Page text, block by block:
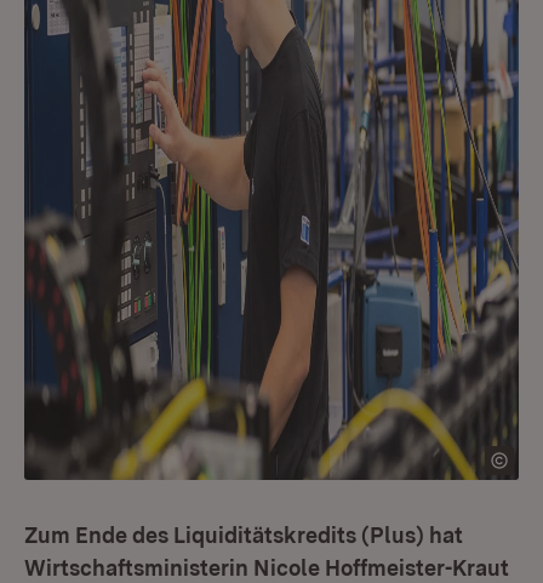
Zum Ende des Liquiditätskredits (Plus) hat
Wirtschaftsministerin Nicole Hoffmeister-Kraut